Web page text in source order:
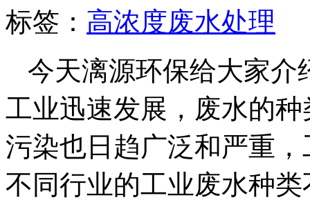
标签： 高浓度废水处理
今天漓源环保给大家介
工业迅速发展，废水的
污染也日趋广泛和严重
不同行业的工业废水种